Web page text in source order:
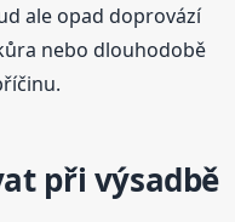
ale opad doprovází
nebo dlouhodobě
při výsadbě